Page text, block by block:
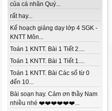
của cá nhân Quý...
rất hay...
Kế hoạch giảng dạy lớp 4 SGK -
KNTT Môn...
Toán 1 KNTT. Bài 1 Tiết 2....
Toán 1 KNTT. Bài 1 Tiết 1....
Toán 1 KNTT. Bài Các số từ 0
đến 10...
Bài soạn hay. Cảm ơn thầy Nam
nhiều nhé ❤️❤️❤️❤️❤️❤️...